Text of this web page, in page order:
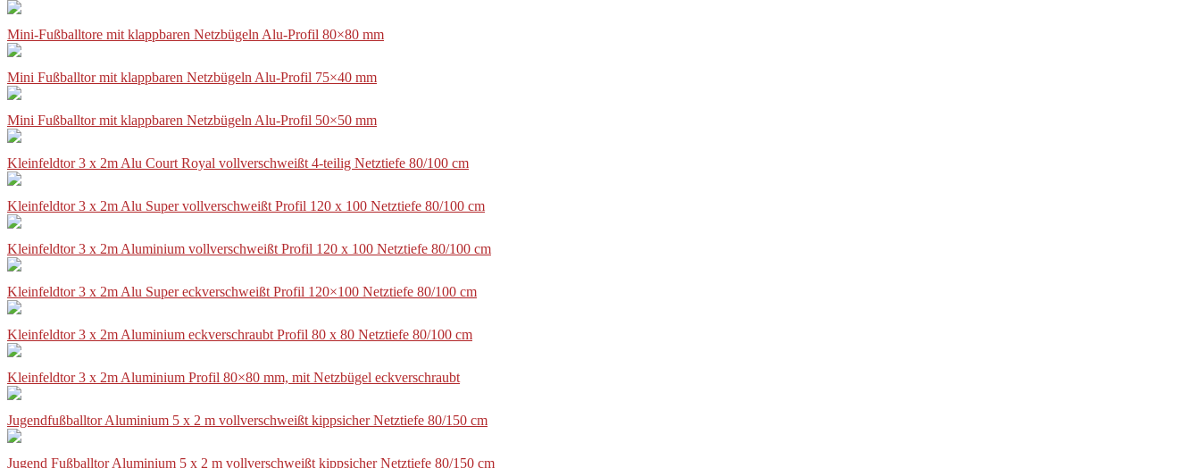
Mini-Fußballtore mit klappbaren Netzbügeln Alu-Profil 80×80 mm
Mini Fußballtor mit klappbaren Netzbügeln Alu-Profil 75×40 mm
Mini Fußballtor mit klappbaren Netzbügeln Alu-Profil 50×50 mm
Kleinfeldtor 3 x 2m Alu Court Royal vollverschweißt 4-teilig Netztiefe 80/100 cm
Kleinfeldtor 3 x 2m Alu Super vollverschweißt Profil 120 x 100 Netztiefe 80/100 cm
Kleinfeldtor 3 x 2m Aluminium vollverschweißt Profil 120 x 100 Netztiefe 80/100 cm
Kleinfeldtor 3 x 2m Alu Super eckverschweißt Profil 120×100 Netztiefe 80/100 cm
Kleinfeldtor 3 x 2m Aluminium eckverschraubt Profil 80 x 80 Netztiefe 80/100 cm
Kleinfeldtor 3 x 2m Aluminium Profil 80×80 mm, mit Netzbügel eckverschraubt
Jugendfußballtor Aluminium 5 x 2 m vollverschweißt kippsicher Netztiefe 80/150 cm
Jugend Fußballtor Aluminium 5 x 2 m vollverschweißt kippsicher Netztiefe 80/150 cm